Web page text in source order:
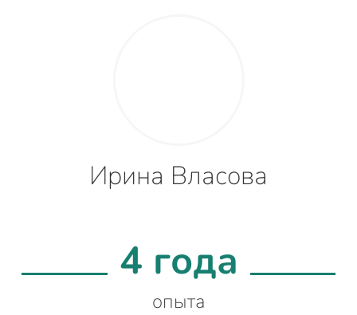
Ирина Власова
4 года
опыта